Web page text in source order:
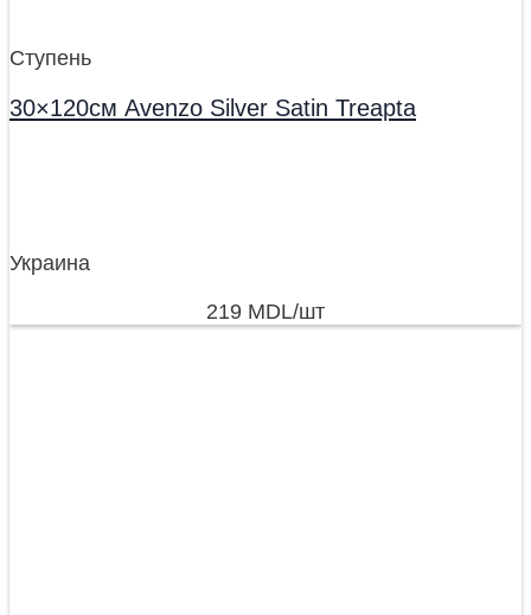
Ступень
30×120см Avenzo Silver Satin Treapta
Украина
219 MDL/шт